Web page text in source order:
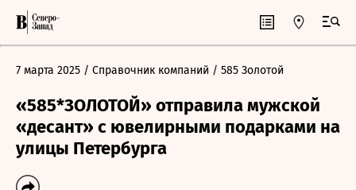
7 марта 2025 / Справочник компаний / 585 Золотой
«585*ЗОЛОТОЙ» отправила мужской
«десант» с ювелирными подарками на
улицы Петербурга